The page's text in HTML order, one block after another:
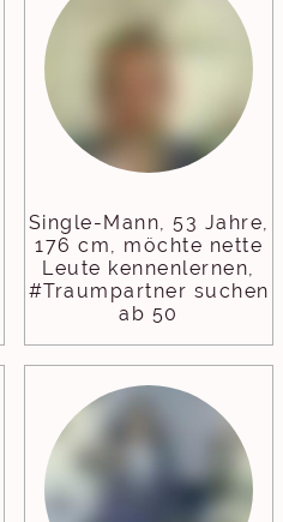
Single-Mann, 53 Jahre,
176 cm, möchte nette
Leute kennenlernen,
#Traumpartner suchen
ab 50